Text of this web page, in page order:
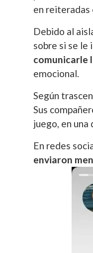
en reiteradas
Debido al
sobre si se le
comunicarle
emocional.
Según
Sus
juego, en una
En redes
enviaron